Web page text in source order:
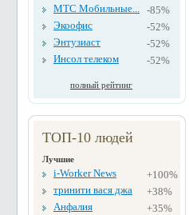
МТС Мобильные... -85%
Экоофис
-52%
Энтузиаст
-52%
Инсол телеком
-52%
полный рейтинг
ТОП-10 людей
Лучшие
i-Worker News
+100%
тринити вася джа
+38%
Анфалия
+35%